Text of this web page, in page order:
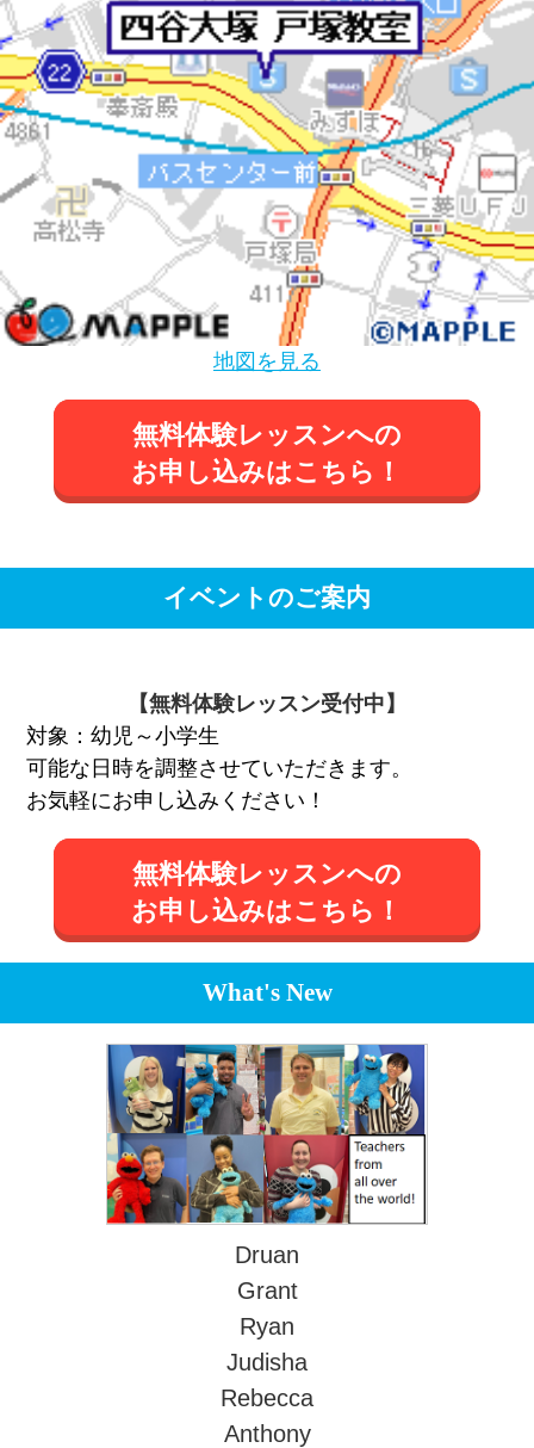
地図を見る
無料体験レッスンへの
お申し込みはこちら！
イベントのご案内
【無料体験レッスン受付中】
対象：幼児～小学生
可能な日時を調整させていただきます。
お気軽にお申し込みください！
無料体験レッスンへの
お申し込みはこちら！
What's New
Druan
Grant
Ryan
Judisha
Rebecca
Anthony